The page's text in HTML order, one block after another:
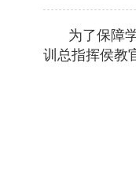
为了保障
训总指挥侯教